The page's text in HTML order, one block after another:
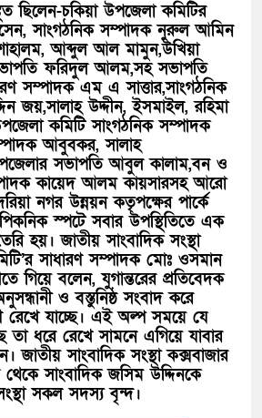
চকিয়া উপজেলা কমিটির
সাংগঠনিক সম্পাদক নুরুল আমিন
আব্দুল আল মামুন,উখিয়া
ফরিদুল আলম,সহ সভাপতি
সম্পাদক এম এ সাত্তার,সাংগঠনিক
জয়,সালাহ উদ্দীন, ইসমাইল, রহিমা
কমিটি সাংগঠনিক সম্পাদক
আবুবকর, সালাহ
সভাপতি আবুল কালাম,বন ও
কায়েদ আলম কায়সারসহ আরো
নগর উন্নয়ন কতৃপক্ষের পার্কে
স্পটে সবার উপস্থিতিতে এক
হয়। জাতীয় সাংবাদিক সংস্থা
সাধারণ সম্পাদক মোঃ ওসমান
গিয়ে বলেন, যুগান্তরের প্রতিবেদক
ও বস্তুনিষ্ঠ সংবাদ করে
রেখে যাচ্ছে। এই অল্প সময়ে যে
ধরে রেখে সামনে এগিয়ে যাবার
জাতীয় সাংবাদিক সংস্থা কক্সবাজার
থেকে সাংবাদিক জসিম উদ্দিনকে
সকল সদস্য বৃন্দ।